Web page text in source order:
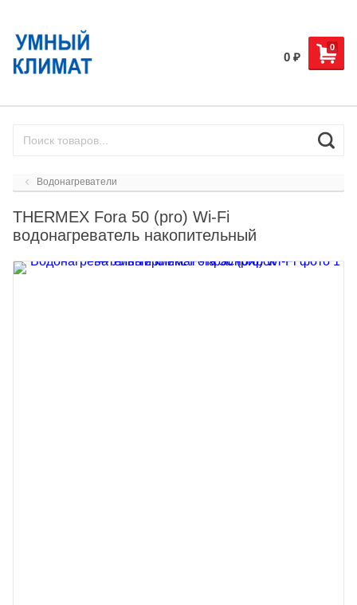
0
0 ₽
Водонагреватели
THERMEX Fora 50 (pro) Wi-Fi
водонагреватель накопительный